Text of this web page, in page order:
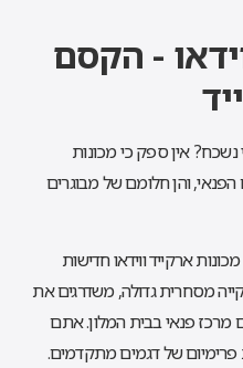
- הקסם
אין ספק כי מכונות
והן חלומם של מבוגרים
ארקייד ווידאו חדישות
מסחרית גדולה, משדרגים את
מרכז פנאי בבית המלון. אתם
פרימיום של דגמים מתקדמים.